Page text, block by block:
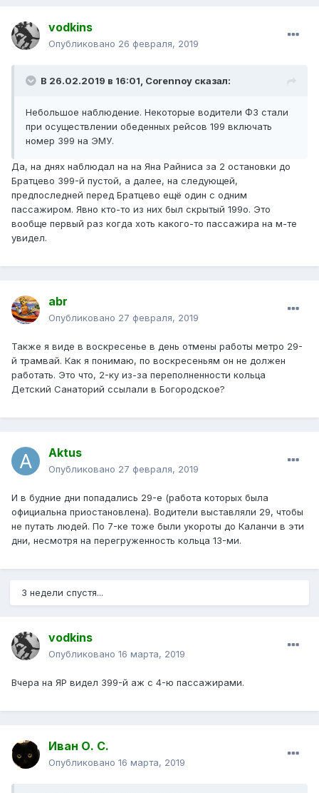
vodkins
Опубликовано 26 февраля, 2019
В 26.02.2019 в 16:01, Corennoy сказал:
Небольшое наблюдение. Некоторые водители ФЗ стали
при осуществлении обеденных рейсов 199 включать
номер 399 на ЭМУ.
Да, на днях наблюдал на на Яна Райниса за 2 остановки до
Братцево 399-й пустой, а далее, на следующей,
предпоследней перед Братцево ещё один с одним
пассажиром. Явно кто-то из них был скрытый 199о. Это
вообще первый раз когда хоть какого-то пассажира на м-те
увидел.
abr
Опубликовано 27 февраля, 2019
Также я виде в воскресенье в день отмены работы метро 29-
й трамвай. Как я понимаю, по воскресеньям он не должен
работать. Это что, 2-ку из-за переполненности кольца
Детский Санаторий ссылали в Богородское?
Aktus
Опубликовано 27 февраля, 2019
И в будние дни попадались 29-е (работа которых была
официальна приостановлена). Водители выставляли 29, чтобы
не путать людей. По 7-ке тоже были укороты до Каланчи в эти
дни, несмотря на перегруженность кольца 13-ми.
3 недели спустя...
vodkins
Опубликовано 16 марта, 2019
Вчера на ЯР видел 399-й аж с 4-ю пассажирами.
Иван О. С.
Опубликовано 16 марта, 2019